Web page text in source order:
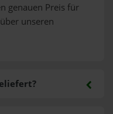
genauen Preis für
unseren